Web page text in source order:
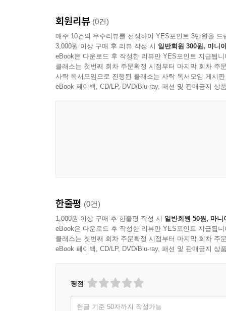
회원리뷰 (0건)
매주 10건의 우수리뷰를 선정하여 YES포인트 3만원을 드
3,000원 이상 구매 후 리뷰 작성 시 일반회원 300원, 마니
eBook은 다운로드 후 작성한 리뷰만 YES포인트 지급됩니
클래스는 첫번째 회차 주문확정 시점부터 마지막 회차 주
사락 독서모임으로 진행된 클래스는 사락 독서모임 게시
eBook 페이백, CD/LP, DVD/Blu-ray, 패션 및 판매금지 상
한줄평 (0건)
1,000원 이상 구매 후 한줄평 작성 시 일반회원 50원, 마니
eBook은 다운로드 후 작성한 리뷰만 YES포인트 지급됩니
클래스는 첫번째 회차 주문확정 시점부터 마지막 회차 주
eBook 페이백, CD/LP, DVD/Blu-ray, 패션 및 판매금지 상
평점
한글 기준 50자까지 작성가능